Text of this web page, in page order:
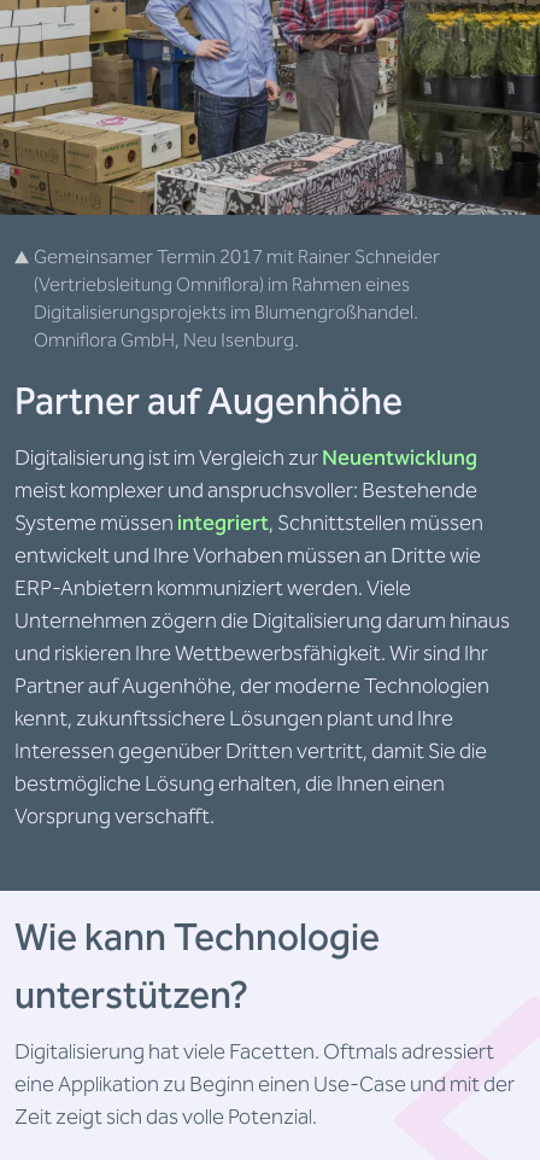
Partner auf Augenhöhe
Digitalisierung ist im Vergleich zurNeuentwicklung
meist komplexer und anspruchsvoller: Bestehende
Systeme müssenintegriert, Schnittstellen müssen
entwickelt und Ihre Vorhaben müssen an Dritte wie
ERP-Anbietern kommuniziert werden. Viele
Unternehmen zögern die Digitalisierung darum hinaus
und riskieren Ihre Wettbewerbsfähigkeit. Wir sind Ihr
Partner auf Augenhöhe, der moderne Technologien
kennt, zukunftssichere Lösungen plant und Ihre
Interessen gegenüber Dritten vertritt, damit Sie die
bestmögliche Lösung erhalten, die Ihnen einen
Vorsprung verschafft.
Gemeinsamer Termin 2017 mit Rainer Schneider
(Vertriebsleitung Omniflora) im Rahmen eines
Digitalisierungsprojekts im Blumengroßhandel.
Omniflora GmbH, Neu Isenburg.
Wie kann Technologie
unterstützen?
Digitalisierung hat viele Facetten. Oftmals adressiert
eine Applikation zu Beginn einen Use-Case und mit der
Zeit zeigt sich das volle Potenzial.